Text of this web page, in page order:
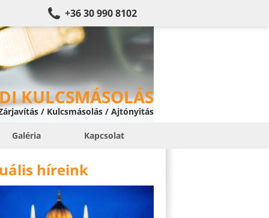
+36 30 990 8102
KULCSMÁSOLÁS
/ Kulcsmásolás / Ajtónyitás
Galéria Kapcsolat
híreink